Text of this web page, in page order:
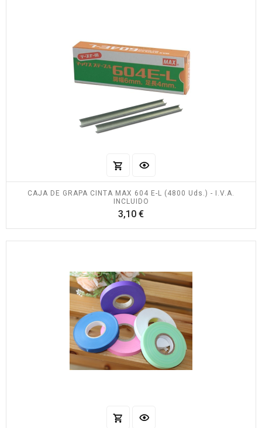
CAJA DE GRAPA CINTA MAX 604 E-L (4800 Uds.) - I.V.A.
INCLUIDO
3,10 €Precio